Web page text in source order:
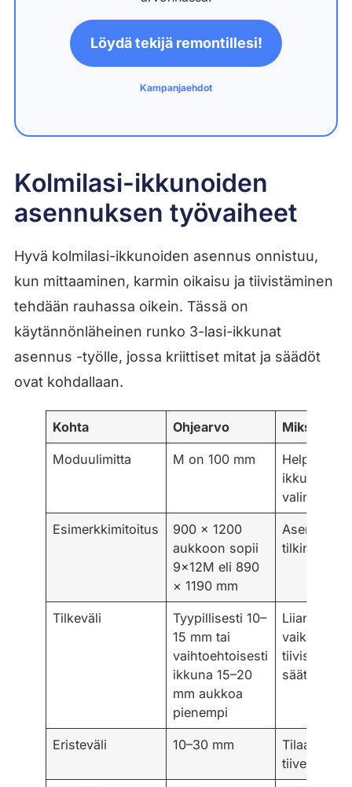
Löydä tekijä remontillesi!
Kampanjaehdot
Kolmilasi-ikkunoiden
asennuksen työvaiheet
Hyvä kolmilasi-ikkunoiden asennus onnistuu,
kun mittaaminen, karmin oikaisu ja tiivistäminen
tehdään rauhassa oikein. Tässä on
käytännönläheinen runko 3-lasi-ikkunat
asennus -työlle, jossa kriittiset mitat ja säädöt
ovat kohdallaan.
Kohta Ohjearvo Miksi
Moduulimitta M on 100 mm
Helpottaa
ikkunakoon
valintaa
Esimerkkimitoitus
900 × 1200
aukkoon sopii
9×12M eli 890
× 1190 mm
tilkinnälle
Tilkeväli
Tyypillisesti 10–
15 mm tai
vaihtoehtoisesti
ikkuna 15–20
mm aukkoa
pienempi
Liian pieni
vaikeuttaa
säätöä
Eristeväli 10–30 mm
Tilaa
tiiveydelle